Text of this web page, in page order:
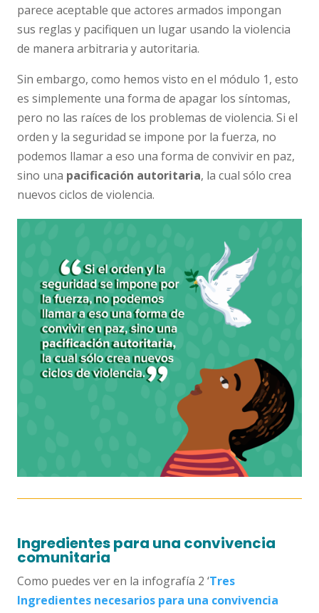
parece aceptable que actores armados impongan
sus reglas y pacifiquen un lugar usando la violencia
de manera arbitraria y autoritaria.
Sin embargo, como hemos visto en el módulo 1, esto
es simplemente una forma de apagar los síntomas,
pero no las raíces de los problemas de violencia. Si el
orden y la seguridad se impone por la fuerza, no
podemos llamar a eso una forma de convivir en paz,
sino una pacificación autoritaria, la cual sólo crea
nuevos ciclos de violencia.
Ingredientes para una convivencia
comunitaria
Como puedes ver en la infografía 2 ‘Tres
Ingredientes necesarios para una convivencia